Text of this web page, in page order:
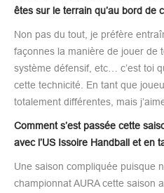
êtes sur le terrain qu’au bord de
Non pas du tout, je préfère
façonnes la manière de jouer de
système défensif, etc… c’est toi
cette technicité. En tant que
totalement différentes, mais
Comment s’est passée cette
avec l’US Issoire Handball et en
Une saison compliquée puisque
championnat AURA cette saison